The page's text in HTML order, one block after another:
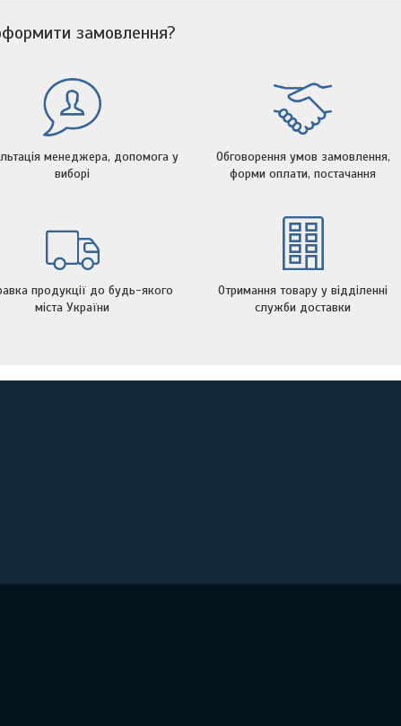
замовлення?
менеджера, допомога у
виборі
Обговорення умов замовлення,
форми оплати, постачання
продукції до будь-якого
міста України
Отримання товару у відділенні
служби доставки